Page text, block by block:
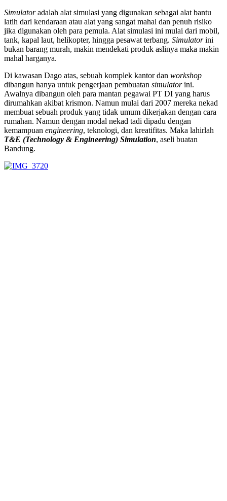
Simulatoradalah alat simulasi yang digunakan sebagai alat bantu
latih dari kendaraan atau alat yang sangat mahal dan penuh risiko
jika digunakan oleh para pemula. Alat simulasi ini mulai dari mobil,
tank, kapal laut, helikopter, hingga pesawat terbang. Simulatorini
bukan barang murah, makin mendekati produk aslinya maka makin
mahal harganya.
Di kawasan Dago atas, sebuah komplek kantor dan workshop
dibangun hanya untuk pengerjaan pembuatan simulatorini.
Awalnya dibangun oleh para mantan pegawai PT DI yang harus
dirumahkan akibat krismon. Namun mulai dari 2007 mereka nekad
membuat sebuah produk yang tidak umum dikerjakan dengan cara
rumahan. Namun dengan modal nekad tadi dipadu dengan
kemampuan engineering, teknologi, dan kreatifitas. Maka lahirlah
T&E (Technology & Engineering) Simulation, aseli buatan
Bandung.